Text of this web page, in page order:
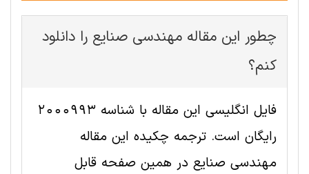
چطور این مقاله مهندسی صنايع را دانلود
کنم؟
فایل انگلیسی این مقاله با شناسه 2000993
رایگان است. ترجمه چکیده این مقاله
مهندسی صنايع در همین صفحه قابل